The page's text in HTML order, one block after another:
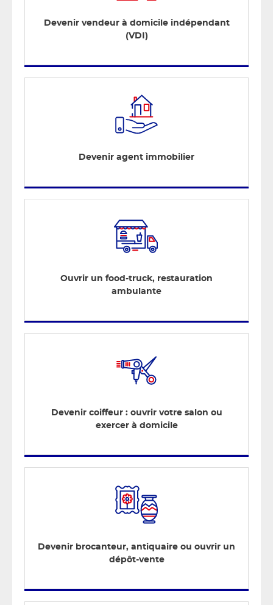
Devenir vendeur à domicile indépendant
(VDI)
Devenir agent immobilier
Ouvrir un food-truck, restauration
ambulante
Devenir coiffeur : ouvrir votre salon ou
exercer à domicile
Devenir brocanteur, antiquaire ou ouvrir un
dépôt-vente